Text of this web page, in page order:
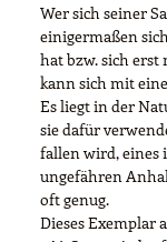
Wer sich seiner
einigermaßen
hat bzw. sich erst
kann sich mit
Es liegt in der
sie dafür
fallen wird, eines
ungefähren
oft genug.
Dieses Exemplar